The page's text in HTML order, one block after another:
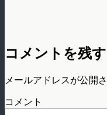
コメントを残す
メールアドレスが公開
コメント